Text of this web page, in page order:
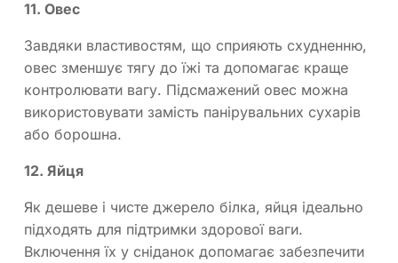
11. Овес
Завдяки властивостям, що сприяють схудненню,
овес зменшує тягу до їжі та допомагає краще
контролювати вагу. Підсмажений овес можна
використовувати замість панірувальних сухарів
або борошна.
12. Яйця
Як дешеве і чисте джерело білка, яйця ідеально
підходять для підтримки здорової ваги.
Включення їх у сніданок допомагає забезпечити